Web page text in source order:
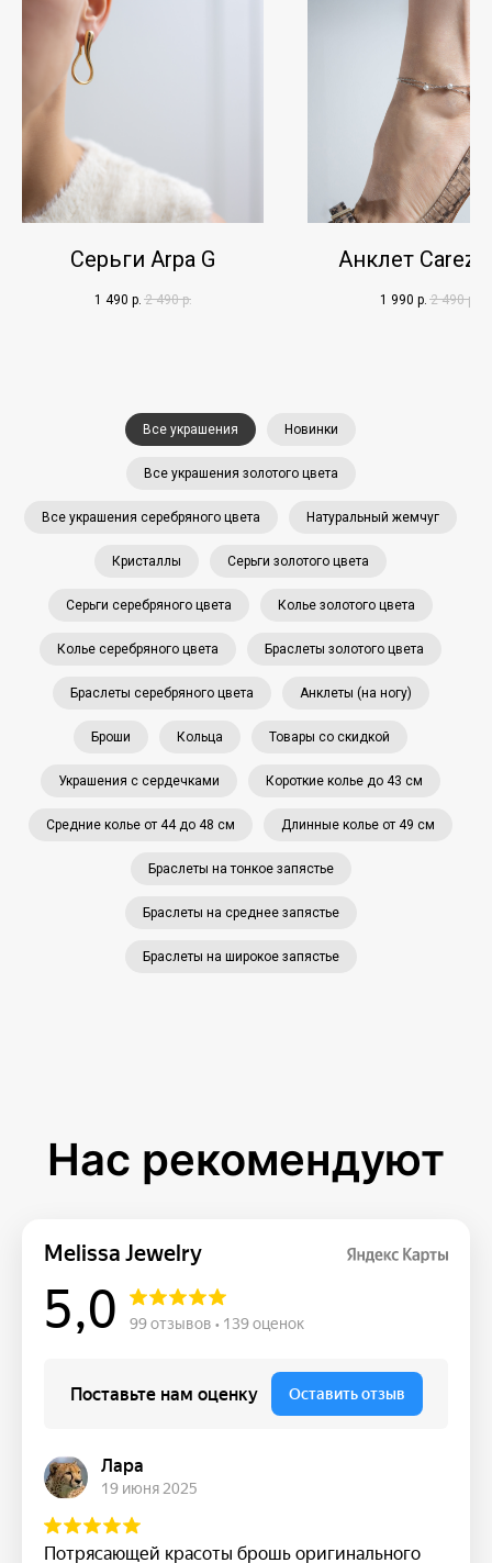
Серьги Arpa G
1 490 р. 2 490 р.
Анклет
1 990 р. 2 490 р.
Все украшения Новинки
Все украшения золотого цвета
Все украшения серебряного цвета Натуральный жемчуг
Кристаллы Серьги золотого цвета
Серьги серебряного цвета Колье золотого цвета
Колье серебряного цвета Браслеты золотого цвета
Браслеты серебряного цвета Анклеты (на ногу)
Броши Кольца Товары со скидкой
Украшения с сердечками Короткие колье до 43 см
Средние колье от 44 до 48 см Длинные колье от 49 см
Браслеты на тонкое запястье
Браслеты на среднее запястье
Браслеты на широкое запястье
Нас рекомендуют